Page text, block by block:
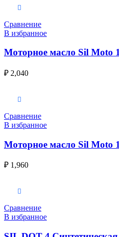
Сравнение
В избранное
Моторное масло Sil Moto
₽ 2,040
Сравнение
В избранное
Моторное масло Sil Moto
₽ 1,960
Сравнение
В избранное